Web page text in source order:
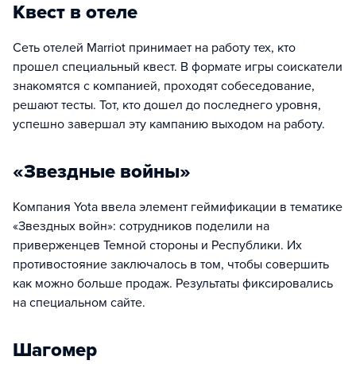
Квест в отеле
Сеть отелей Marriot принимает на работу тех, кто
прошел специальный квест. В формате игры соискатели
знакомятся с компанией, проходят собеседование,
решают тесты. Тот, кто дошел до последнего уровня,
успешно завершал эту кампанию выходом на работу.
«Звездные войны»
Компания Yota ввела элемент геймификации в тематике
«Звездных войн»: сотрудников поделили на
приверженцев Темной стороны и Республики. Их
противостояние заключалось в том, чтобы совершить
как можно больше продаж. Результаты фиксировались
на специальном сайте.
Шагомер